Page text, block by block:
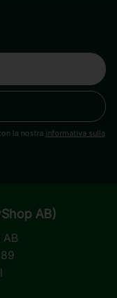
la nostra informativa sulla
AB)